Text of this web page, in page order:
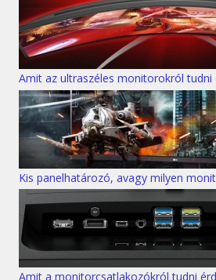
Amit az ultraszéles monitorokról tudni
Kis panelhatározó, avagy milyen
Amit a monitorcsatlakozókról tudni